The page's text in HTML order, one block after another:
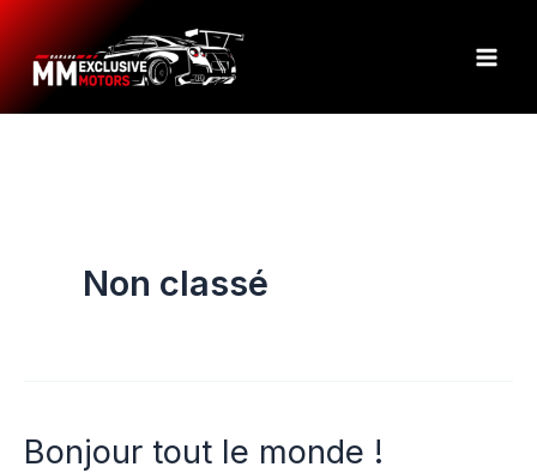
contenu
Non classé
Bonjour tout le monde !
Bonjour